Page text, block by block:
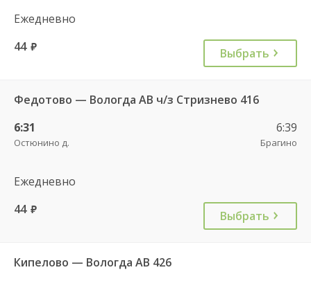
Ежедневно
44 руб. Выбрать
Федотово — Вологда АВ ч/з Стризнево 416
6:31
Остюнино д.
6:39
Брагино
Ежедневно
44 руб. Выбрать
Кипелово — Вологда АВ 426